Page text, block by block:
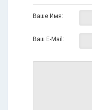
Ваше Имя:
Ваш E-Mail: